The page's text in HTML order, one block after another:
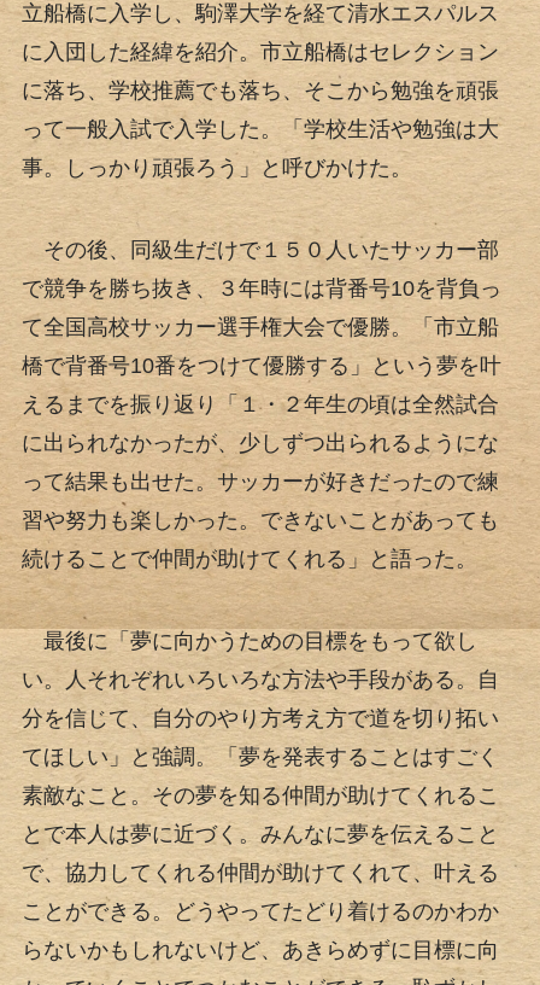
立船橋に入学し、駒澤大学を経て清水エスパルス
に入団した経緯を紹介。市立船橋はセレクション
に落ち、学校推薦でも落ち、そこから勉強を頑張
って一般入試で入学した。「学校生活や勉強は大
事。しっかり頑張ろう」と呼びかけた。
その後、同級生だけで１５０人いたサッカー部
で競争を勝ち抜き、３年時には背番号10を背負っ
て全国高校サッカー選手権大会で優勝。「市立船
橋で背番号10番をつけて優勝する」という夢を叶
えるまでを振り返り「１・２年生の頃は全然試合
に出られなかったが、少しずつ出られるようにな
って結果も出せた。サッカーが好きだったので練
習や努力も楽しかった。できないことがあっても
続けることで仲間が助けてくれる」と語った。
最後に「夢に向かうための目標をもって欲し
い。人それぞれいろいろな方法や手段がある。自
分を信じて、自分のやり方考え方で道を切り拓い
てほしい」と強調。「夢を発表することはすごく
素敵なこと。その夢を知る仲間が助けてくれるこ
とで本人は夢に近づく。みんなに夢を伝えること
で、協力してくれる仲間が助けてくれて、叶える
ことができる。どうやってたどり着けるのかわか
らないかもしれないけど、あきらめずに目標に向